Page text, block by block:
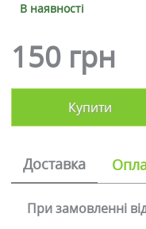
В наявності
150 грн
Купити
Доставка
При замовленні